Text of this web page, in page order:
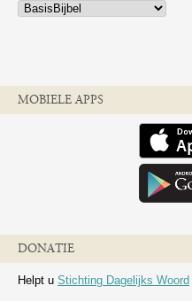
MOBIELE APPS
DONATIE
Helpt u Stichting Dagelijks Woord